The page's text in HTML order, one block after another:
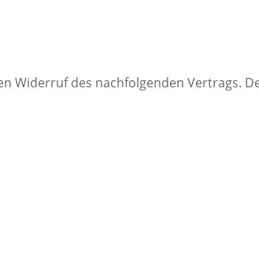
Widerruf des nachfolgenden Vertrags.